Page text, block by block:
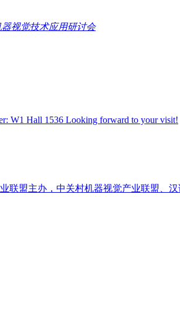
视觉技术应用研讨会
W1 Hall 1536 Looking forward to your visit!
盟主办，中关村机器视觉产业联盟、